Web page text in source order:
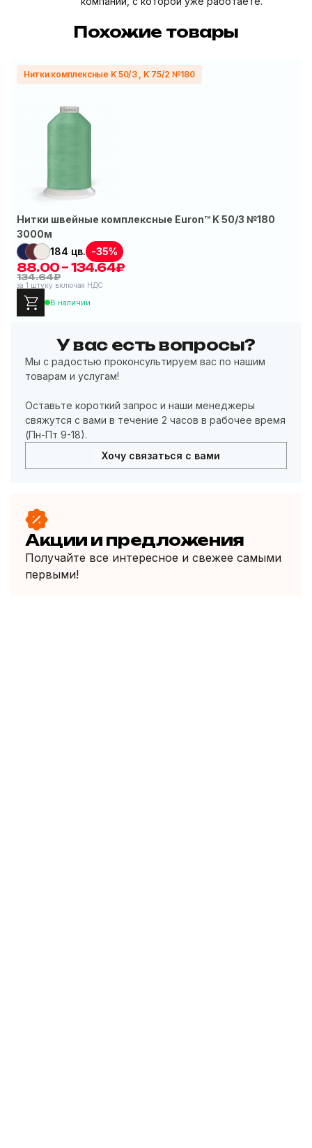
Похожие товары
Нитки комплексные K 50/3 , K 75/2 №180
Нитки швейные комплексные Euron™ K 50/3 №180
3000м
184 цв. -35%
88.00 – 134.64₽
134.64₽
за 1 штуку включая НДС
В наличии
У вас есть вопросы?
Мы с радостью проконсультируем вас по нашим
товарам и услугам!
Оставьте короткий запрос и наши менеджеры
свяжутся с вами в течение 2 часов в рабочее время
(Пн-Пт 9-18).
Хочу связаться с вами
Акции и предложения
Получайте все интересное и свежее самыми
первыми!